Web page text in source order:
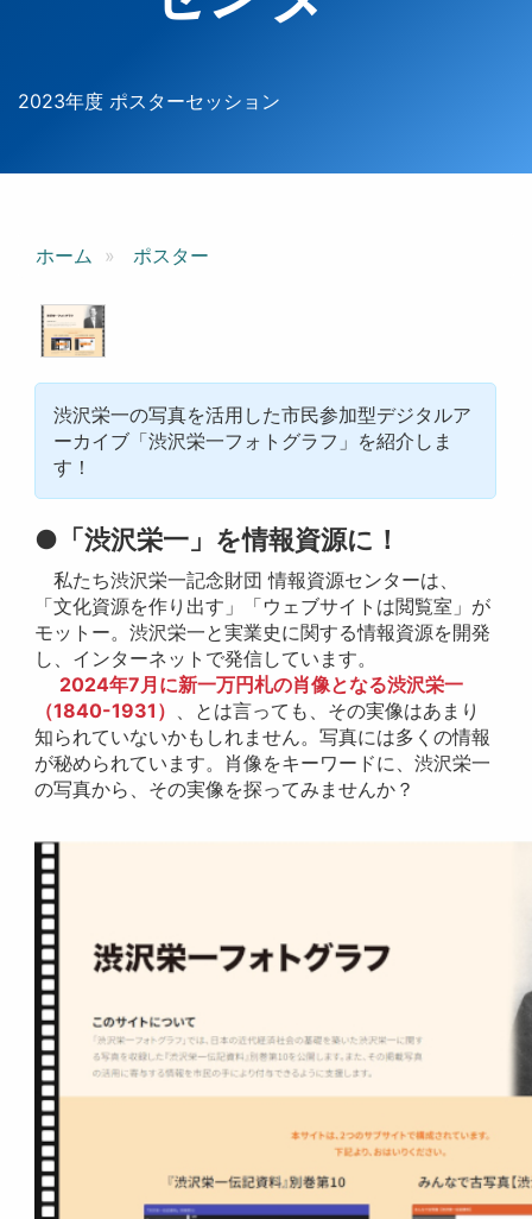
2023年度 ポスターセッション
ホーム ポスター
渋沢栄一の写真を活用した市民参加型デジタルア
ーカイブ「渋沢栄一フォトグラフ」を紹介しま
す！
●「渋沢栄一」を情報資源に！
私たち渋沢栄一記念財団 情報資源センターは、
「文化資源を作り出す」「ウェブサイトは閲覧室」が
モットー。渋沢栄一と実業史に関する情報資源を開発
し、インターネットで発信しています。
2024年7月に新一万円札の肖像となる渋沢栄一
（1840-1931）
、とは言っても、その実像はあまり
知られていないかもしれません。写真には多くの情報
が秘められています。肖像をキーワードに、渋沢栄一
の写真から、その実像を探ってみませんか？